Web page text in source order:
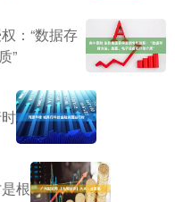
：“数据存
”
根